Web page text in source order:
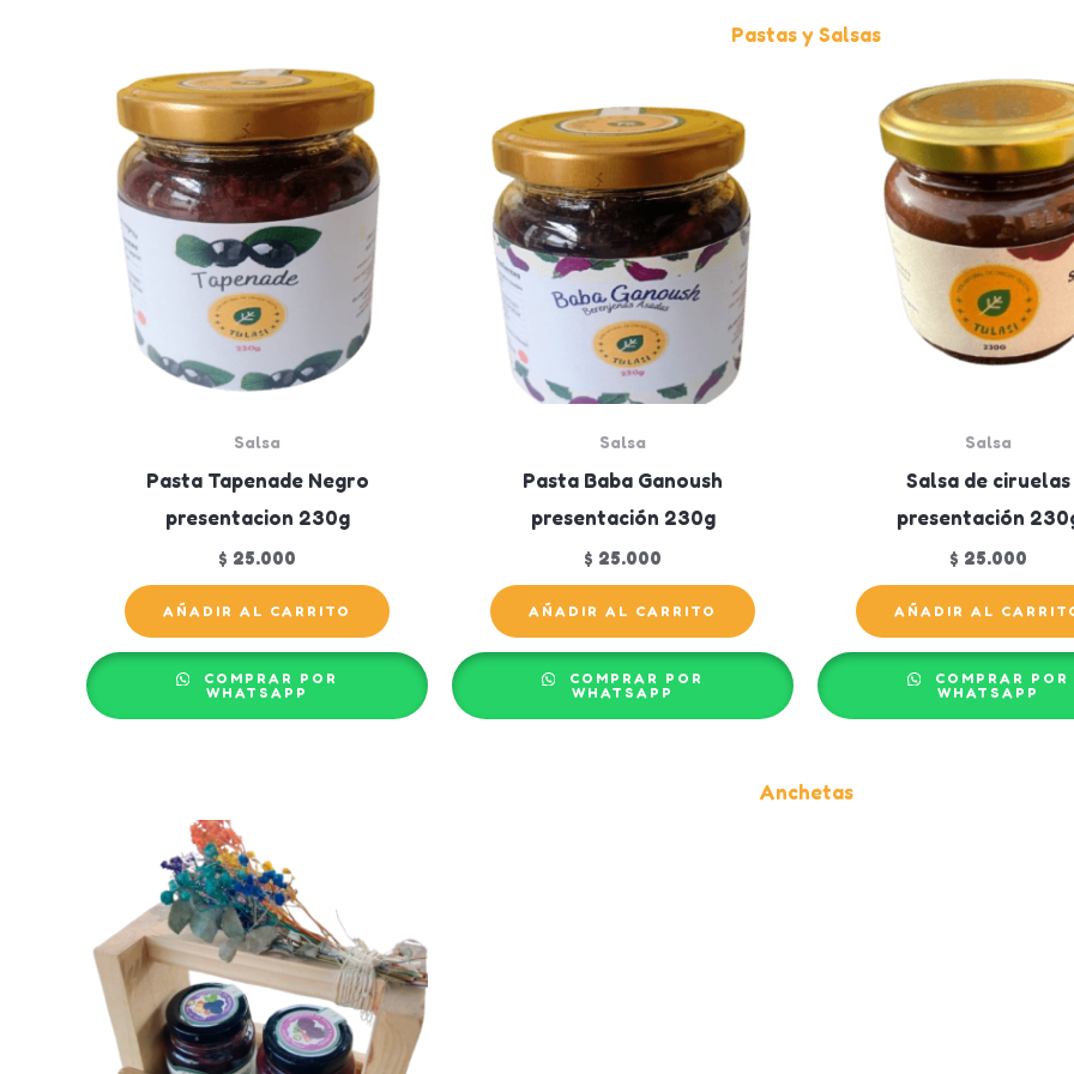
Pastas y Salsas
Salsa
Pasta Tapenade Negro
presentacion 230g
$ 25.000
AÑADIR AL CARRITO
COMPRAR POR
WHATSAPP
Salsa
Pasta Baba Ganoush
presentación 230g
$ 25.000
AÑADIR AL CARRITO
COMPRAR POR
WHATSAPP
Salsa
Salsa de ciruelas
presentación
$ 25.000
AÑADIR AL
COMPRAR POR
WHATSAPP
Anchetas